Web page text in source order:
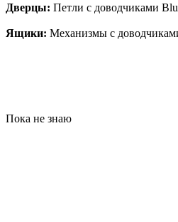
Дверцы: Петли с доводчиками
Ящики: Механизмы с
Пока не знаю